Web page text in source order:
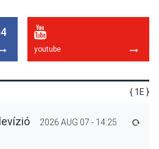
KÖRNYEZET
youtube
{ 1E }
2026 AUG 07 - 14:25